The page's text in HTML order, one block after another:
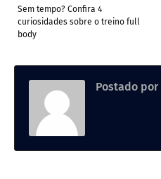
Sem tempo? Confira 4
curiosidades sobre o treino full
body
Postado por